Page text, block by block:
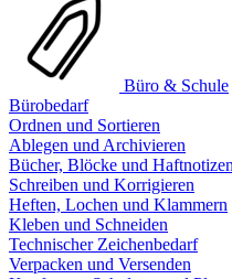
Büro & Schule
Bürobedarf
Ordnen und Sortieren
Ablegen und Archivieren
Bücher, Blöcke und Haftnotizen
Schreiben und Korrigieren
Heften, Lochen und Klammern
Kleben und Schneiden
Technischer Zeichenbedarf
Verpacken und Versenden